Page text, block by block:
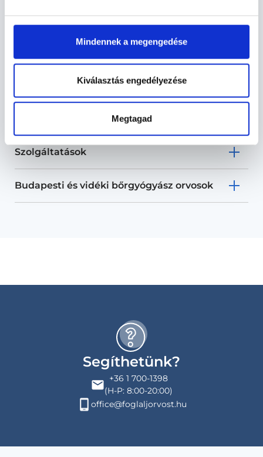
Mindennek a megengedése
Kiválasztás engedélyezése
Megtagad
Bőrgyógyász Miskolc -
Bőrgyógyászat
Bőrgyógyászat TERÜLETHEZ
KAPCSOLÓDÓ SZAKTERÜLETEK
Szolgáltatások
Budapesti és vidéki bőrgyógyász orvosok
Segíthetünk?
+36 1 700-1398
(H-P: 8:00-20:00)
office@foglaljorvost.hu